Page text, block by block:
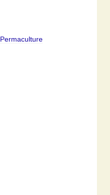
Permaculture